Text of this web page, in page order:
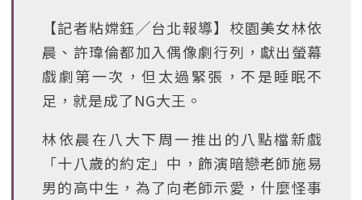
【記者粘嫦鈺╱台北報導】校園美女林依
晨、許瑋倫都加入偶像劇行列，獻出螢幕
戲劇第一次，但太過緊張，不是睡眠不
足，就是成了NG大王。
林依晨在八大下周一推出的八點檔新戲
「十八歲的約定」中，飾演暗戀老師施易
男的高中生，為了向老師示愛，什麼怪事